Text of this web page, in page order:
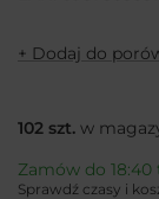
+ Dodaj do
102 szt. w
Zamów do
Sprawdź czasy i